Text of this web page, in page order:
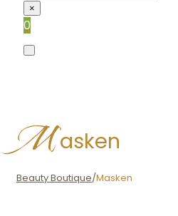
×
0
Masken
Beauty Boutique/Masken